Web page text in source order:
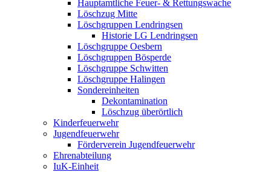
Hauptamtliche Feuer- & Rettungswache
Löschzug Mitte
Löschgruppen Lendringsen
Historie LG Lendringsen
Löschgruppe Oesbern
Löschgruppen Bösperde
Löschgruppe Schwitten
Löschgruppe Halingen
Sondereinheiten
Dekontamination
Löschzug überörtlich
Kinderfeuerwehr
Jugendfeuerwehr
Förderverein Jugendfeuerwehr
Ehrenabteilung
IuK-Einheit